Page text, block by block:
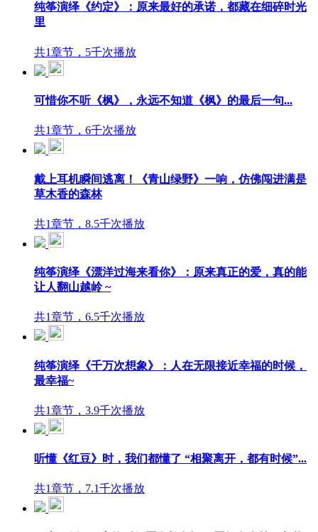
纯筝演绎《约定》：原来最好的承诺，都藏在细碎时光
里
共1章节，5千次播放
可惜你不听《枫》，永远不知道《枫》的最后一句...
共1章节，6千次播放
戴上耳机瞬间逃离！《青山绿野》一响，仿佛闯进满是
草木香的森林
共1章节，8.5千次播放
纯筝演绎《漂洋过海来看你》：原来真正的爱，真的能
让人翻山越岭 ~
共1章节，6.5千次播放
纯筝演绎《千万次想象》：人在无限接近幸福的时候，
最幸福~
共1章节，3.9千次播放
听懂《红豆》时，我们都懂了 “相聚离开，都有时候”...
共1章节，7.1千次播放